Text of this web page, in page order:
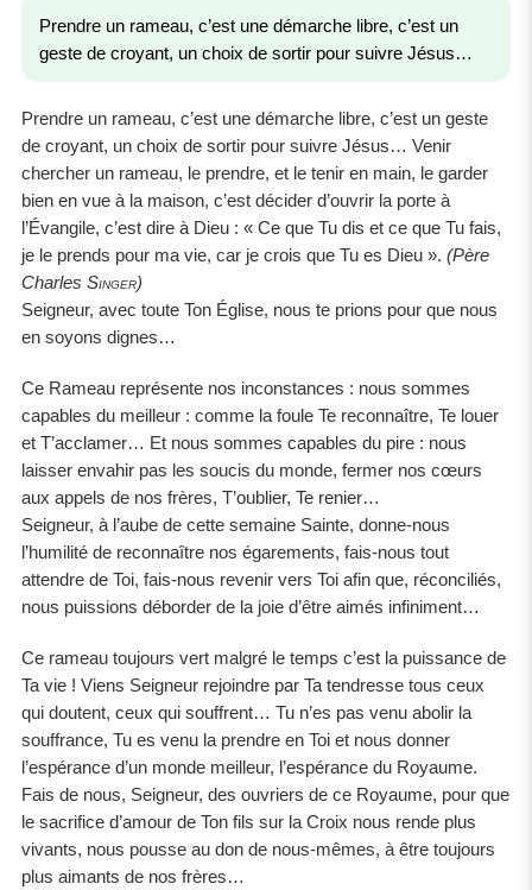
Prendre un rameau, c’est une démarche libre, c’est un
geste de croyant, un choix de sortir pour suivre Jésus…
Prendre un rameau, c’est une démarche libre, c’est un geste
de croyant, un choix de sortir pour suivre Jésus… Venir
chercher un rameau, le prendre, et le tenir en main, le garder
bien en vue à la maison, c’est décider d’ouvrir la porte à
l’Évangile, c’est dire à Dieu :
Ce que Tu dis et ce que Tu fais,
je le prends pour ma vie, car je crois que Tu es Dieu
.(Père
CharlesSinger)
Seigneur, avec toute Ton Église, nous te prions pour que nous
en soyons dignes…
Ce Rameau représente nos inconstances : nous sommes
capables du meilleur : comme la foule Te reconnaître, Te louer
et T’acclamer… Et nous sommes capables du pire : nous
laisser envahir pas les soucis du monde, fermer nos cœurs
aux appels de nos frères, T’oublier, Te renier…
Seigneur, à l’aube de cette semaine Sainte, donne-nous
l’humilité de reconnaître nos égarements, fais-nous tout
attendre de Toi, fais-nous revenir vers Toi afin que, réconciliés,
nous puissions déborder de la joie d’être aimés infiniment…
Ce rameau toujours vert malgré le temps c’est la puissance de
Ta vie ! Viens Seigneur rejoindre par Ta tendresse tous ceux
qui doutent, ceux qui souffrent… Tu n’es pas venu abolir la
souffrance, Tu es venu la prendre en Toi et nous donner
l’espérance d’un monde meilleur, l’espérance du Royaume.
Fais de nous, Seigneur, des ouvriers de ce Royaume, pour que
le sacrifice d’amour de Ton fils sur la Croix nous rende plus
vivants, nous pousse au don de nous-mêmes, à être toujours
plus aimants de nos frères…